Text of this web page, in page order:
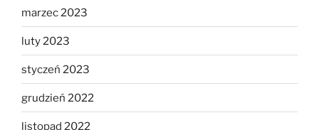
marzec 2023
luty 2023
styczeń 2023
grudzień 2022
listopad 2022